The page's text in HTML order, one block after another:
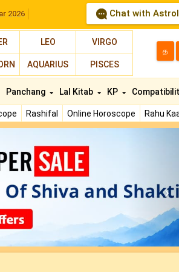
2026 Chat with
LEO VIRGO
AQUARIUS PISCES
த
Rashifal Online Horoscope Rahu
Panchang Lal Kitab KP